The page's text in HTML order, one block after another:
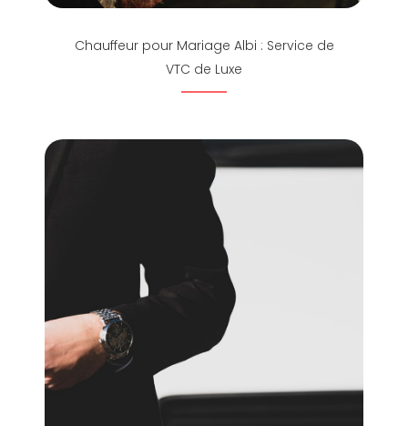
Chauffeur pour Mariage Albi : Service de
VTC de Luxe